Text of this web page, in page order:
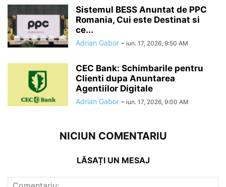
Sistemul BESS Anuntat de PPC
Romania, Cui este Destinat si
ce...
Adrian Gabor - iun. 17, 2026, 9:50 AM
CEC Bank: Schimbarile pentru
Clienti dupa Anuntarea
Agentiilor Digitale
Adrian Gabor - iun. 17, 2026, 9:00 AM
NICIUN COMENTARIU
LĂSAȚI UN MESAJ